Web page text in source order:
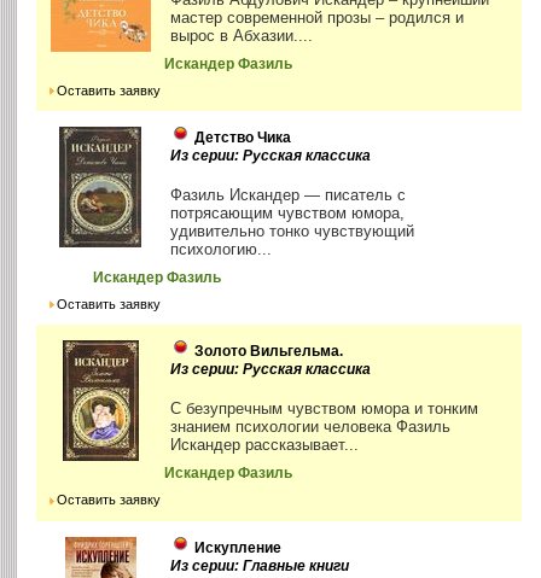
мастер современной прозы – родился и
вырос в Абхазии....
Искандер Фазиль
Оставить заявку
Детство Чика
Из серии: Русская классика
Фазиль Искандер — писатель с
потрясающим чувством юмора,
удивительно тонко чувствующий
психологию...
Искандер Фазиль
Оставить заявку
Золото Вильгельма.
Из серии: Русская классика
С безупречным чувством юмора и тонким
знанием психологии человека Фазиль
Искандер рассказывает...
Искандер Фазиль
Оставить заявку
Искупление
Из серии: Главные книги